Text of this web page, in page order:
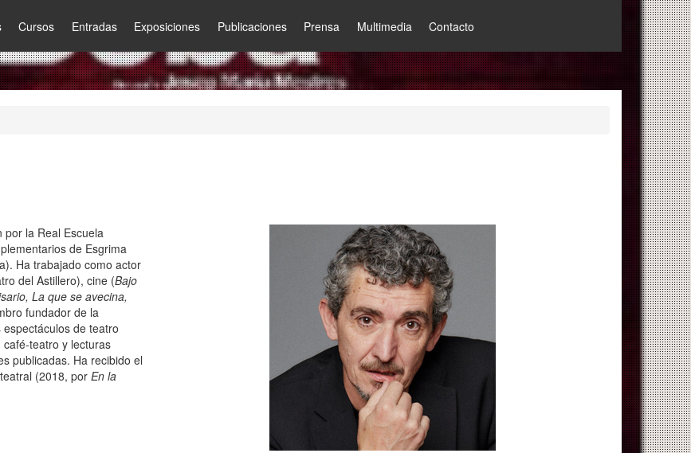
Cursos Entradas Exposiciones Publicaciones Prensa Multimedia Contacto
por la Real Escuela
de Esgrima
Ha trabajado como actor
del Astillero), cine (Bajo
La que se avecina,
fundador de la
de teatro
teatro y lecturas
publicadas. Ha recibido el
(2018, por En la